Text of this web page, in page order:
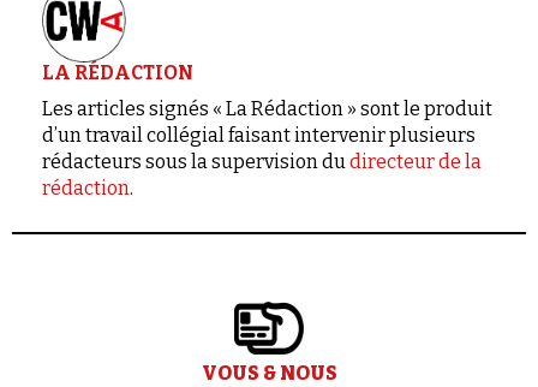
LA RÉDACTION
Les articles signés « La Rédaction » sont le produit
d’un travail collégial faisant intervenir plusieurs
rédacteurs sous la supervision du directeur de la
rédaction.
VOUS & NOUS